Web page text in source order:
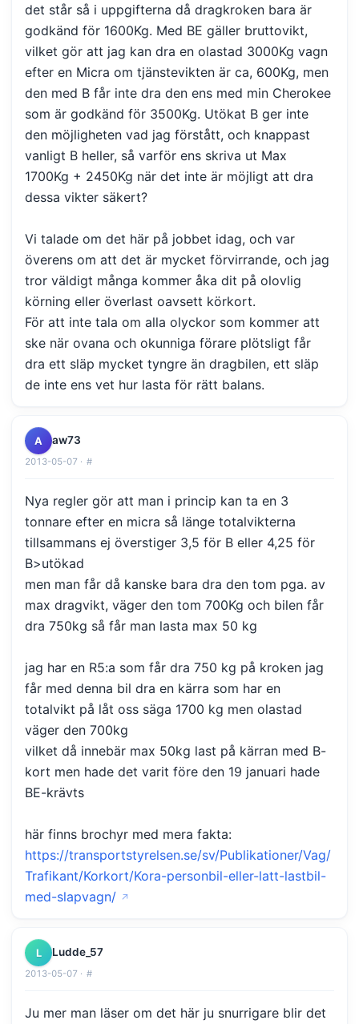
det står så i uppgifterna då dragkroken bara är
godkänd för 1600Kg. Med BE gäller bruttovikt,
vilket gör att jag kan dra en olastad 3000Kg vagn
efter en Micra om tjänstevikten är ca, 600Kg, men
den med B får inte dra den ens med min Cherokee
som är godkänd för 3500Kg. Utökat B ger inte
den möjligheten vad jag förstått, och knappast
vanligt B heller, så varför ens skriva ut Max
1700Kg + 2450Kg när det inte är möjligt att dra
dessa vikter säkert?
Vi talade om det här på jobbet idag, och var
överens om att det är mycket förvirrande, och jag
tror väldigt många kommer åka dit på olovlig
körning eller överlast oavsett körkort.
För att inte tala om alla olyckor som kommer att
ske när ovana och okunniga förare plötsligt får
dra ett släp mycket tyngre än dragbilen, ett släp
de inte ens vet hur lasta för rätt balans.
A aw73
2013-05-07 · #
Nya regler gör att man i princip kan ta en 3
tonnare efter en micra så länge totalvikterna
tillsammans ej överstiger 3,5 för B eller 4,25 för
B>utökad
men man får då kanske bara dra den tom pga. av
max dragvikt, väger den tom 700Kg och bilen får
dra 750kg så får man lasta max 50 kg
jag har en R5:a som får dra 750 kg på kroken jag
får med denna bil dra en kärra som har en
totalvikt på låt oss säga 1700 kg men olastad
väger den 700kg
vilket då innebär max 50kg last på kärran med B-
kort men hade det varit före den 19 januari hade
BE-krävts
här finns brochyr med mera fakta:
https://transportstyrelsen.se/sv/Publikationer/Vag/
Trafikant/Korkort/Kora-personbil-eller-latt-lastbil-
med-slapvagn/
L Ludde_57
2013-05-07 · #
Ju mer man läser om det här ju snurrigare blir det